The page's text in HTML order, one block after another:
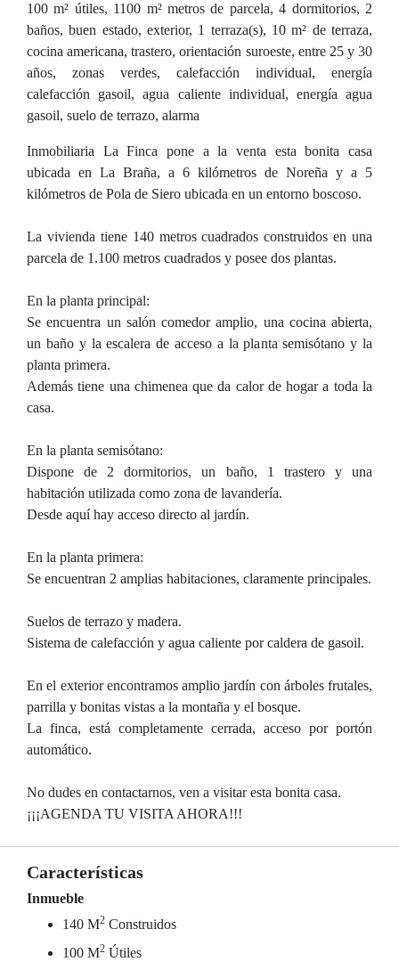
100 m² útiles, 1100 m² metros de parcela, 4 dormitorios, 2
baños, buen estado, exterior, 1 terraza(s), 10 m² de terraza,
cocina americana, trastero, orientación suroeste, entre 25 y 30
años, zonas verdes, calefacción individual, energía
calefacción gasoil, agua caliente individual, energía agua
gasoil, suelo de terrazo, alarma
Inmobiliaria La Finca pone a la venta esta bonita casa
ubicada en La Braña, a 6 kilómetros de Noreña y a 5
kilómetros de Pola de Siero ubicada en un entorno boscoso.
La vivienda tiene 140 metros cuadrados construidos en una
parcela de 1.100 metros cuadrados y posee dos plantas.
En la planta principal:
Se encuentra un salón comedor amplio, una cocina abierta,
un baño y la escalera de acceso a la planta semisótano y la
planta primera.
Además tiene una chimenea que da calor de hogar a toda la
casa.
En la planta semisótano:
Dispone de 2 dormitorios, un baño, 1 trastero y una
habitación utilizada como zona de lavandería.
Desde aquí hay acceso directo al jardín.
En la planta primera:
Se encuentran 2 amplias habitaciones, claramente principales.
Suelos de terrazo y madera.
Sistema de calefacción y agua caliente por caldera de gasoil.
En el exterior encontramos amplio jardín con árboles frutales,
parrilla y bonitas vistas a la montaña y el bosque.
La finca, está completamente cerrada, acceso por portón
automático.
No dudes en contactarnos, ven a visitar esta bonita casa.
¡¡¡AGENDA TU VISITA AHORA!!!
Características
Inmueble
140 M2 Construidos
100 M2 Útiles